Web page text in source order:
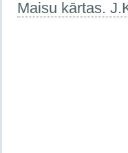
Maisu kārtas.